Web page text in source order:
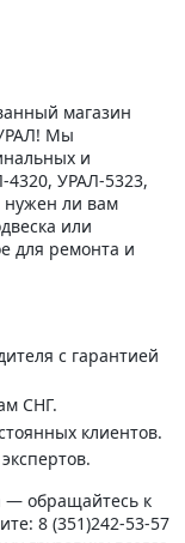
магазин
Мы
и
4320, УРАЛ-5323,
нужен ли вам
или
для ремонта и
с гарантией
СНГ.
клиентов.
— обращайтесь к
8 (351)242-53-57